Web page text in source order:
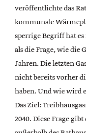
veröffentlichte das
kommunale
sperrige Begriff hat
als die Frage, wie die
Jahren. Die letzten
nicht bereits vorher
haben. Und wie wird
Das Ziel:
2040. Diese Frage